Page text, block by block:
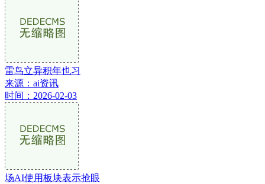
雷鸟立异积年也习
来源：ai资讯
时间：2026-02-03
场AI使用板块表示抢眼